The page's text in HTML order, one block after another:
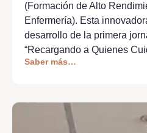
(Formación de Alto
Enfermería). Esta
desarrollo de la primera
“Recargando a Quienes
Saber más…